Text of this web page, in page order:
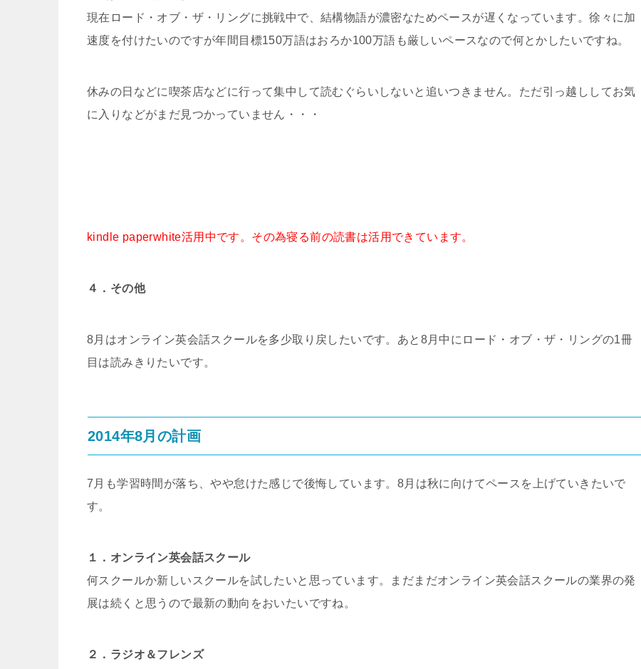
現在ロード・オブ・ザ・リングに挑戦中で、結構物語が濃密なためペースが遅くなっています。徐々に加
速度を付けたいのですが年間目標150万語はおろか100万語も厳しいペースなので何とかしたいですね。
休みの日などに喫茶店などに行って集中して読むぐらいしないと追いつきません。ただ引っ越ししてお気
に入りなどがまだ見つかっていません・・・
kindle paperwhite活用中です。その為寝る前の読書は活用できています。
４．その他
8月はオンライン英会話スクールを多少取り戻したいです。あと8月中にロード・オブ・ザ・リングの1冊
目は読みきりたいです。
2014年8月の計画
7月も学習時間が落ち、やや怠けた感じで後悔しています。8月は秋に向けてペースを上げていきたいで
す。
１．オンライン英会話スクール
何スクールか新しいスクールを試したいと思っています。まだまだオンライン英会話スクールの業界の発
展は続くと思うので最新の動向をおいたいですね。
２．ラジオ＆フレンズ